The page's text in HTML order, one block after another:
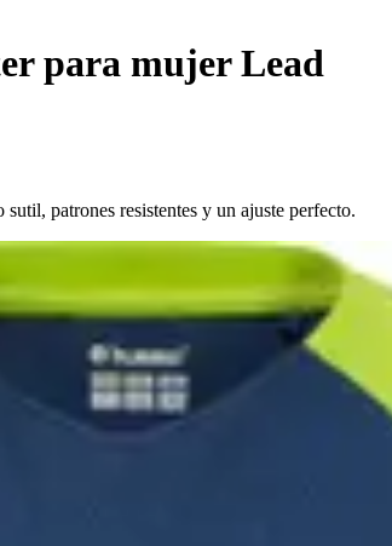
para mujer Lead
patrones resistentes y un ajuste perfecto.